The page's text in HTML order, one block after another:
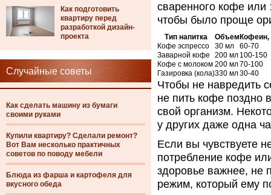
Как подготовить
квартиру перед
разработкой дизайн-
проекта
Случайные советы
Как сделать машину из бумаги
своими руками
Купили квартиру? Сделали ремонт?
Вот Вам несколько практичных
советов по поводу мебели
Блюда из фарша и картофеля для
вкусного обеда
сваренного кофе или
чтобы было проще
Тип напитка Объем Кофеин,
Кофе эспрессо
30 мл
60-70
Заварной кофе
200 мл 100-150
Кофе с молоком 200 мл70-100
Газировка (кола)330 мл30-40
Чтобы не навредить
не пить кофе поздно
свой организм.
у других даже одна
Если вы чувствуете
потребление кофе
здоровье важнее, не
режим, который ему